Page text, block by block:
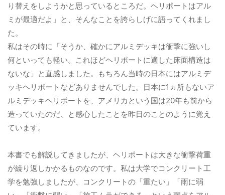
り替えをしようかと思っているところだ。ヘリポートはアル
ミが最適だよ」と、そんなことを誇らしげに語ってくれまし
た。
私はその時に「そうか、確かにアルミデッキは衝撃に強いし
何といっても軽い。これほどヘリポートに適した床面構造は
ないな」と直感しました。もちろん当時の日本にはアルミデ
ッキヘリポートなどありませんでした。日本に1ヵ所もないア
ルミデッキヘリポートを、アメリカという国は20年も前から
造っていたのだ、と感心したことを昨日のことのように覚え
ています。
本書でも解説してきましたが、ヘリポートは大きな衝撃荷重
が繰り返しかかるものなのです。私は大学でコンクリート工
学を勉強しましたが、コンクリートの「重たい」「雨に弱